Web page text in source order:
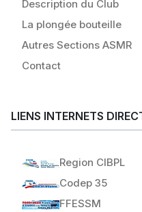
Description du Club
La plongée bouteille
Autres Sections ASMR
Contact
LIENS INTERNETS
Region CIBPL
Codep 35
FFESSM